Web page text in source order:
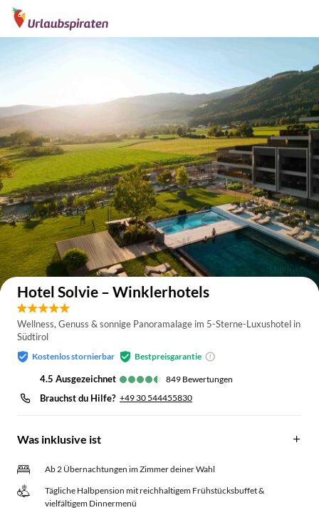
Auf der Karte anzeigen
Hotel Solvie – Winklerhotels
Wellness, Genuss & sonnige Panoramalage im 5-Sterne-Luxushotel in
Südtirol
Kostenlos stornierbar Bestpreisgarantie
4.5 ausgezeichnet 849 Bewertungen
Brauchst du Hilfe? +49 30 544455830
Was inklusive ist
Ab 2 Übernachtungen im Zimmer deiner Wahl
Tägliche Halbpension mit reichhaltigem Frühstücksbuffet &
vielfältigem Dinnermenü